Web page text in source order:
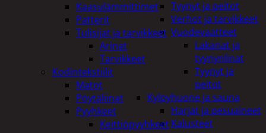
Tyynyt ja peitot
Verhot ja tarvikkeet
Vuodevaatteet
Lakanat ja
tyynynlinat
Tyynyt ja
peitot
Kylpyhuone ja sauna
Harjat ja pesuaineet
Kalusteet
Kaasulämmittimet
Patterit
Tulisijat ja tarvikkeet
Arinat
Tarvikkeet
Kodintekstiilit
Matot
Pöytäliinat
Pyyhkeet
Keittiöpyyhkeet